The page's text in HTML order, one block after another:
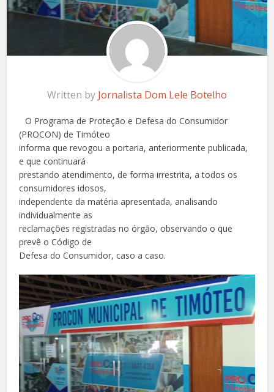
Written by Jornalista Dom Lele Botelho
O Programa de Proteção e Defesa do Consumidor
(PROCON) de Timóteo
informa que revogou a portaria, anteriormente publicada,
e que continuará
prestando atendimento, de forma irrestrita, a todos os
consumidores idosos,
independente da matéria apresentada, analisando
individualmente as
reclamações registradas no órgão, observando o que
prevê o Código de
Defesa do Consumidor, caso a caso.